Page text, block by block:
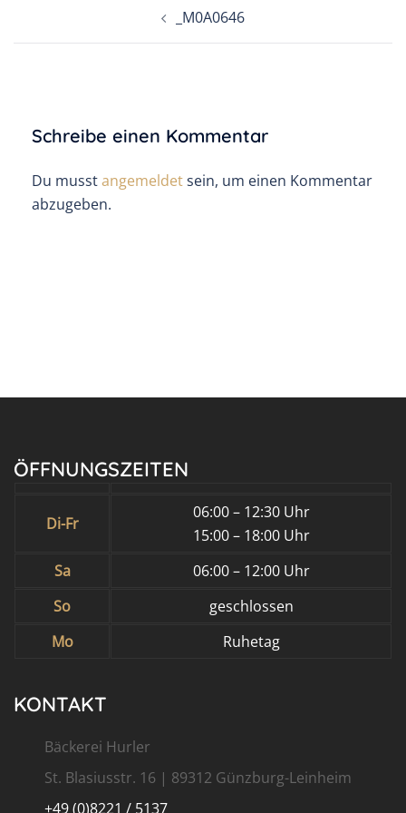
_M0A0646
Schreibe einen Kommentar
Du musstangemeldetsein, um einen Kommentar
abzugeben.
ÖFFNUNGSZEITEN
Di-Fr
06:00 – 12:30 Uhr
15:00 – 18:00 Uhr
Sa
06:00 – 12:00 Uhr
So
geschlossen
Mo
Ruhetag
KONTAKT
Bäckerei Hurler
St. Blasiusstr. 16 | 89312 Günzburg-Leinheim
+49 (0)8221 / 5137